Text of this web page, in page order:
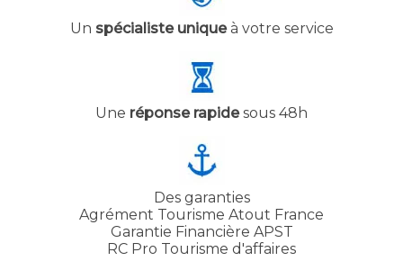
Un spécialiste uniqueà votre service
Une réponse rapidesous 48h
Des garanties
Agrément Tourisme Atout France
Garantie Financière APST
RC Pro Tourisme d'affaires